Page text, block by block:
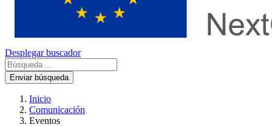
Desplegar buscador
Enviar búsqueda
Inicio
Comunicación
Eventos